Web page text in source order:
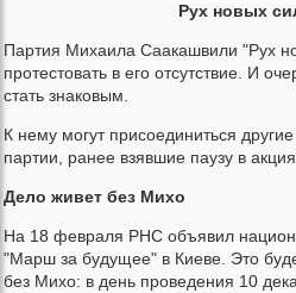
Рух новых
Партия Михаила Саакашвили "Рух
протестовать в его отсутствие. И
стать знаковым.
К нему могут присоединиться
партии, ранее взявшие паузу в
Дело живет без Михо
На 18 февраля РНС объявил
"Марш за будущее" в Киеве. Это
без Михо: в день проведения 10